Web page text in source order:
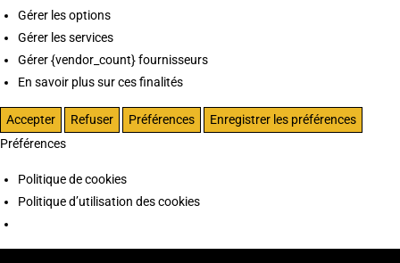
Gérer les options
Gérer les services
Gérer {vendor_count} fournisseurs
En savoir plus sur ces finalités
Accepter Refuser Préférences
Enregistrer les préférences
Préférences
Politique de cookies
Politique d’utilisation des cookies